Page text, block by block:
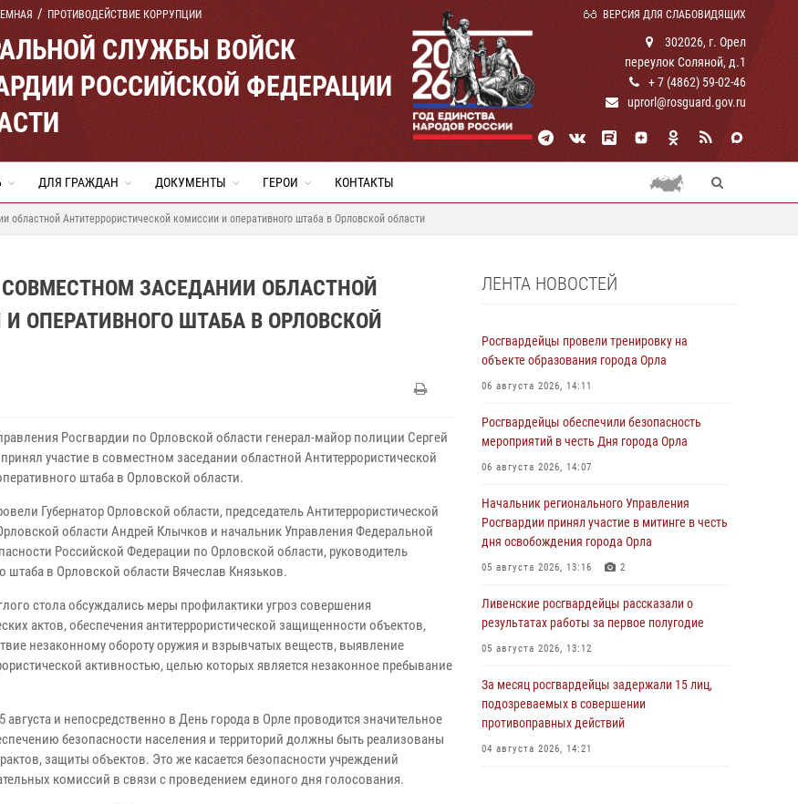
ПРОТИВОДЕЙСТВИЕ КОРРУПЦИИ ВЕРСИЯ ДЛЯ СЛАБОВИДЯЩИХ
СЛУЖБЫ ВОЙСК
РОССИЙСКОЙ ФЕДЕРАЦИИ
302026, г. Орел
переулок Соляной, д.1
+ 7 (4862) 59-02-46
uprorl@rosguard.gov.ru
ДЛЯ ГРАЖДАН ДОКУМЕНТЫ ГЕРОИ КОНТАКТЫ
областной Антитеррористической комиссии и оперативного штаба в Орловской области
ЗАСЕДАНИИ ОБЛАСТНОЙ
ОПЕРАТИВНОГО ШТАБА В ОРЛОВСКОЙ
Росгвардии по Орловской области генерал-майор полиции Сергей
участие в совместном заседании областной Антитеррористической
штаба в Орловской области.
Губернатор Орловской области, председатель Антитеррористической
области Андрей Клычков и начальник Управления Федеральной
Российской Федерации по Орловской области, руководитель
штаба в Орловской области Вячеслав Князьков.
стола обсуждались меры профилактики угроз совершения
актов, обеспечения антитеррористической защищенности объектов,
незаконному обороту оружия и взрывчатых веществ, выявление
активностью, целью которых является незаконное пребывание
и непосредственно в День города в Орле проводится значительное
безопасности населения и территорий должны быть реализованы
защиты объектов. Это же касается безопасности учреждений
комиссий в связи с проведением единого дня голосования.
ЛЕНТА НОВОСТЕЙ
Росгвардейцы провели тренировку на
объекте образования города Орла
06 августа 2026, 14:11
Росгвардейцы обеспечили безопасность
мероприятий в честь Дня города Орла
06 августа 2026, 14:07
Начальник регионального Управления
Росгвардии принял участие в митинге в честь
дня освобождения города Орла
05 августа 2026, 13:16 2
Ливенские росгвардейцы рассказали о
результатах работы за первое полугодие
05 августа 2026, 13:12
За месяц росгвардейцы задержали 15 лиц,
подозреваемых в совершении
противоправных действий
04 августа 2026, 14:21